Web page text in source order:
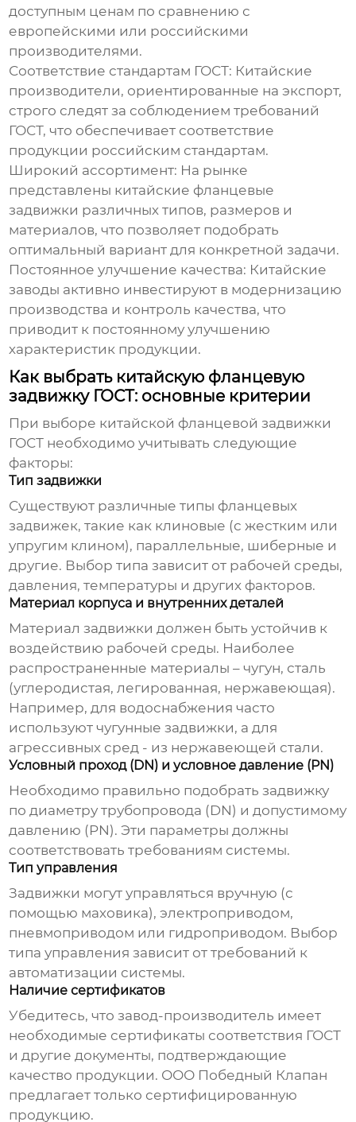
доступным ценам по сравнению с
европейскими или российскими
производителями.
Соответствие стандартам ГОСТ: Китайские
производители, ориентированные на экспорт,
строго следят за соблюдением требований
ГОСТ, что обеспечивает соответствие
продукции российским стандартам.
Широкий ассортимент: На рынке
представлены китайские фланцевые
задвижки различных типов, размеров и
материалов, что позволяет подобрать
оптимальный вариант для конкретной задачи.
Постоянное улучшение качества: Китайские
заводы активно инвестируют в модернизацию
производства и контроль качества, что
приводит к постоянному улучшению
характеристик продукции.
Как выбрать китайскую фланцевую
задвижку ГОСТ: основные критерии
При выборе китайской фланцевой задвижки
ГОСТ необходимо учитывать следующие
факторы:
Тип задвижки
Существуют различные типы фланцевых
задвижек, такие как клиновые (с жестким или
упругим клином), параллельные, шиберные и
другие. Выбор типа зависит от рабочей среды,
давления, температуры и других факторов.
Материал корпуса и внутренних деталей
Материал задвижки должен быть устойчив к
воздействию рабочей среды. Наиболее
распространенные материалы – чугун, сталь
(углеродистая, легированная, нержавеющая).
Например, для водоснабжения часто
используют чугунные задвижки, а для
агрессивных сред - из нержавеющей стали.
Условный проход (DN) и условное давление (PN)
Необходимо правильно подобрать задвижку
по диаметру трубопровода (DN) и допустимому
давлению (PN). Эти параметры должны
соответствовать требованиям системы.
Тип управления
Задвижки могут управляться вручную (с
помощью маховика), электроприводом,
пневмоприводом или гидроприводом. Выбор
типа управления зависит от требований к
автоматизации системы.
Наличие сертификатов
Убедитесь, чтозавод-производитель имеет
необходимые сертификаты соответствия ГОСТ
и другие документы, подтверждающие
качество продукции. ООО Победный Клапан
предлагает только сертифицированную
продукцию.